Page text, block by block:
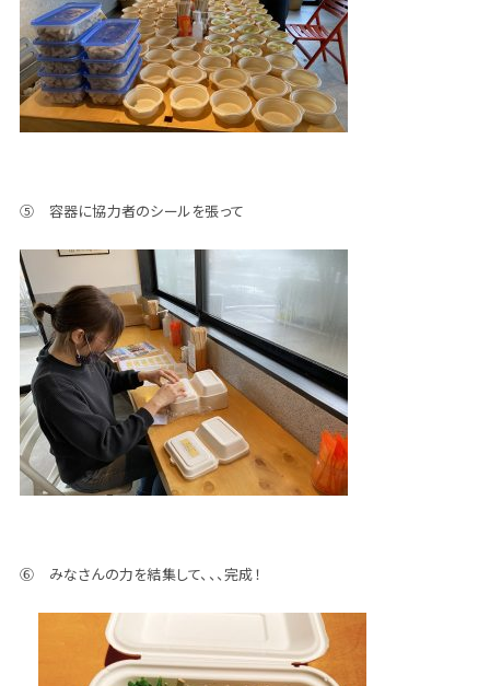
⑤ 容器に協力者のシールを張って
⑥ みなさんの力を結集して、、、完成！